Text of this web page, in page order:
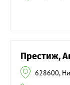
Престиж,
628600,